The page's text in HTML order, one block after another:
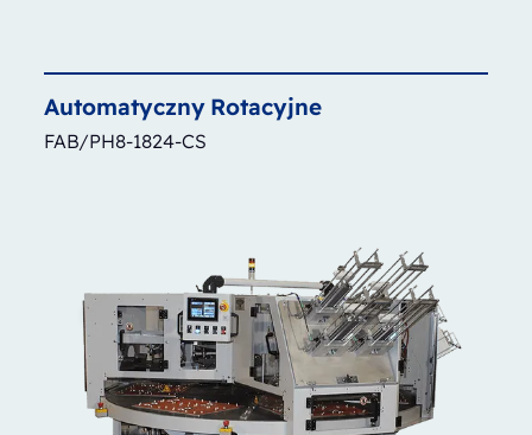
Automatyczny Rotacyjne
FAB/PH8-1824-CS